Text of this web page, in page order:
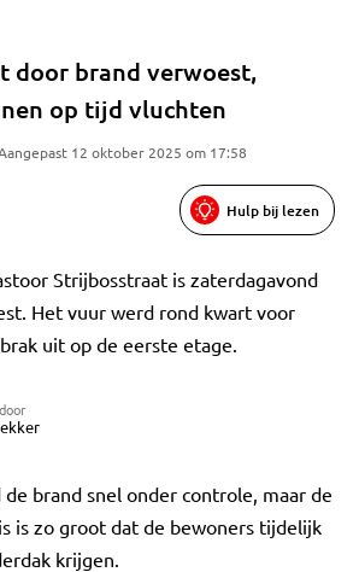
door brand verwoest,
op tijd vluchten
12 oktober 2025 om 17:58
Hulp bij lezen
Strijbosstraat is zaterdagavond
Het vuur werd rond kwart voor
uit op de eerste etage.
brand snel onder controle, maar de
is zo groot dat de bewoners tijdelijk
krijgen.